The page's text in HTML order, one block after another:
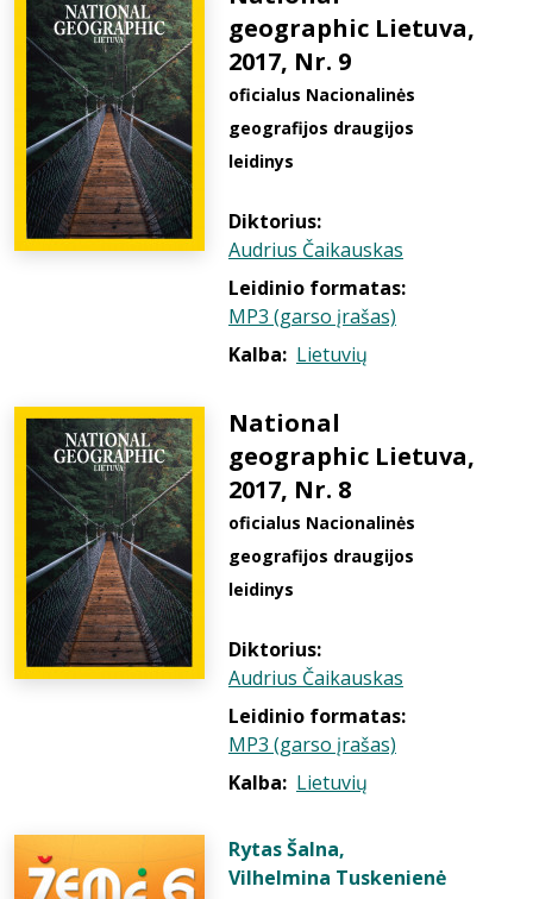
geographic Lietuva,
2017, Nr. 9
oficialus Nacionalinės
geografijos draugijos
leidinys
Diktorius:
Audrius Čaikauskas
Leidinio formatas:
MP3 (garso įrašas)
Kalba: Lietuvių
National
geographic Lietuva,
2017, Nr. 8
oficialus Nacionalinės
geografijos draugijos
leidinys
Diktorius:
Audrius Čaikauskas
Leidinio formatas:
MP3 (garso įrašas)
Kalba: Lietuvių
Rytas Šalna,
Vilhelmina Tuskenienė